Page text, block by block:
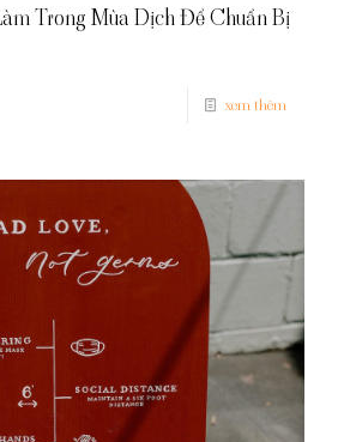
Trong Mùa Dịch Để Chuẩn Bị
xem thêm